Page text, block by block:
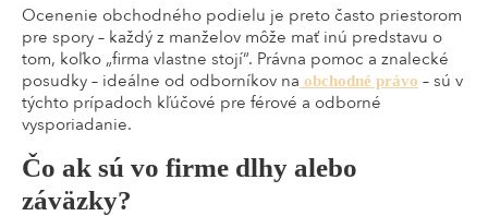
Ocenenie obchodného podielu je preto často priestorom
pre spory – každý z manželov môže mať inú predstavu o
tom, koľko „firma vlastne stojí“. Právna pomoc a znalecké
posudky – ideálne od odborníkov na obchodné právo – sú v
týchto prípadoch kľúčové pre férové a odborné
vysporiadanie.
Čo ak sú vo firme dlhy alebo
záväzky?